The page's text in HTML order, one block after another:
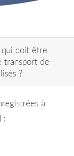
qui doit être
transport de
?
à
: